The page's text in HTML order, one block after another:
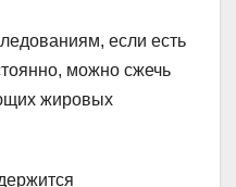
если есть
можно сжечь
жировых